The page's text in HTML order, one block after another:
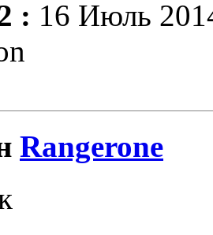
: 16 Июль
Rangerone